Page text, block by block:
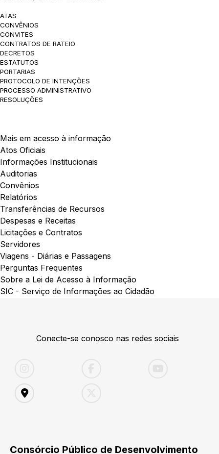
ATAS
CONVÊNIOS
CONVITES
CONTRATOS DE RATEIO
DECRETOS
ESTATUTOS
PORTARIAS
PROTOCOLO DE INTENÇÕES
PROCESSO ADMINISTRATIVO
RESOLUÇÕES
Mais em acesso à informação
Atos Oficiais
Informações Institucionais
Auditorias
Convênios
Relatórios
Transferências de Recursos
Despesas e Receitas
Licitações e Contratos
Servidores
Viagens - Diárias e Passagens
Perguntas Frequentes
Sobre a Lei de Acesso à Informação
SIC - Serviço de Informações ao Cidadão
Conecte-se conosco nas redes sociais
Consórcio Público de Desenvolvimento